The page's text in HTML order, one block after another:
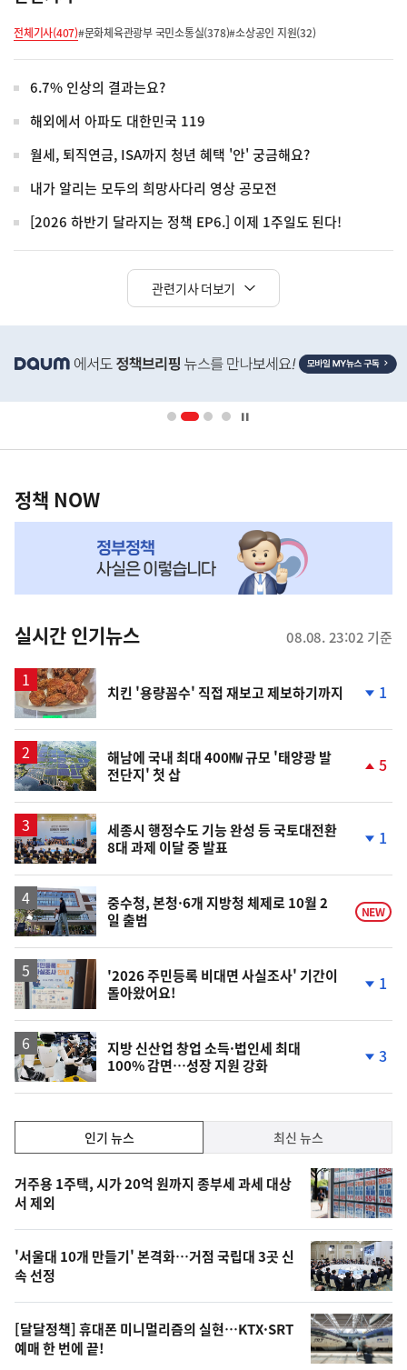
전체기사(407)#문화체육관광부 국민소통실(378)#소상공인 지원(32)
6.7% 인상의 결과는요?
해외에서 아파도 대한민국 119
월세, 퇴직연금, ISA까지 청년 혜택 '안' 궁금해요?
내가 알리는 모두의 희망사다리 영상 공모전
[2026 하반기 달라지는 정책 EP6.] 이제 1주일도 된다!
관련기사 더보기
단
배
영
책
NOW,
뉴
스
정책 NOW
실시간 인기뉴스 08.08. 23:02 기준
치킨 '용량꼼수' 직접 재보고 제보하기까지
계
1
해남에 국내 최대 400㎿ 규모 '태양광 발
전단지' 첫 삽
계
5
세종시 행정수도 기능 완성 등 국토대전환
8대 과제 이달 중 발표
계
락
1
중수청, 본청·6개 지방청 체제로 10월 2
일 출범
NEW
'2026 주민등록 비대면 사실조사' 기간이
돌아왔어요!
계
1
지방 신산업 창업 소득·법인세 최대
100% 감면…성장 지원 강화
계
락
3
기,
최
신,
오
늘
의
영
상
인기 뉴스 최신 뉴스
기
뉴
스
거주용 1주택, 시가 20억 원까지 종부세 과세 대상
서 제외
'서울대 10개 만들기' 본격화…거점 국립대 3곳 신
속 선정
[달달정책] 휴대폰 미니멀리즘의 실현…KTX·SRT
예매 한 번에 끝!